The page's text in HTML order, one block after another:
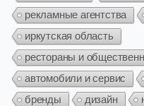
рекламные агентства
иркутская область
рестораны и
автомобили и сервис
бренды
дизайн